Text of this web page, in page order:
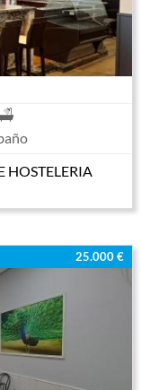
HOSTELERIA
25.000 €